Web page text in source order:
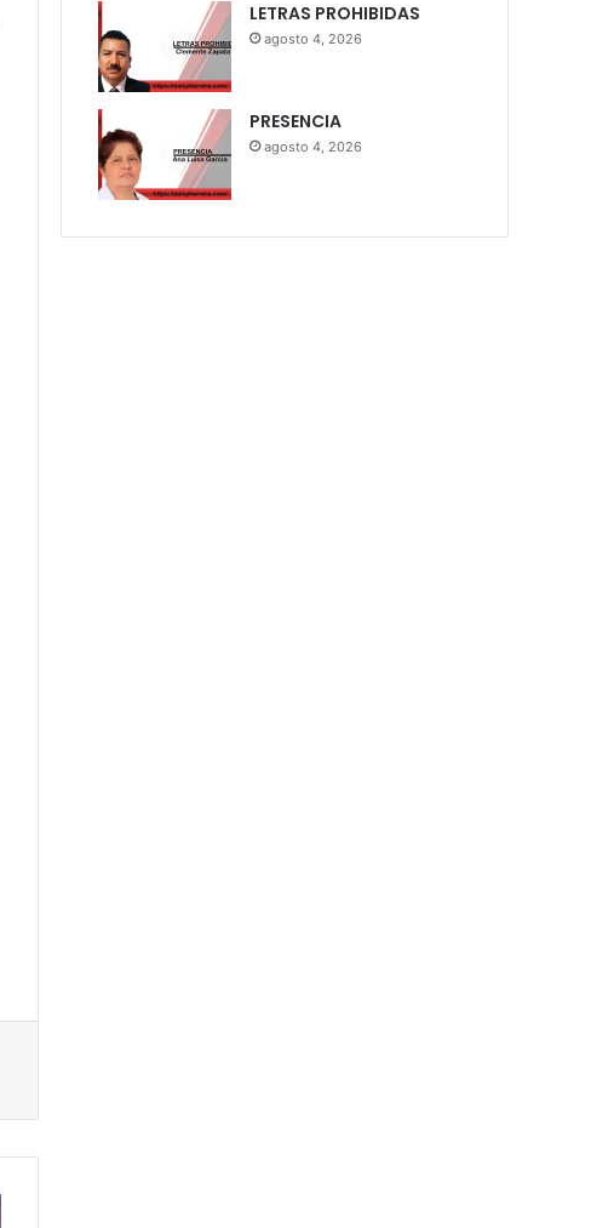
LETRAS PROHIBIDAS
agosto 4, 2026
PRESENCIA
agosto 4, 2026